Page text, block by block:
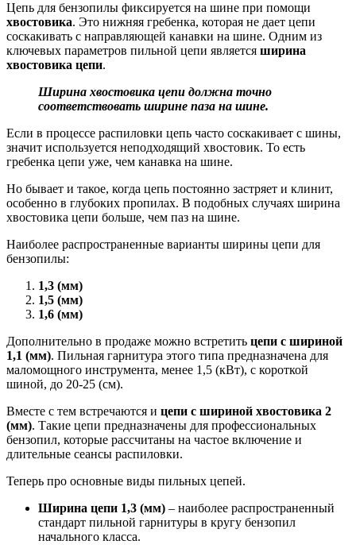
Цепь для бензопилы фиксируется на шине при помощи
хвостовика. Это нижняя гребенка, которая не дает цепи
соскакивать с направляющей канавки на шине. Одним из
ключевых параметров пильной цепи является ширина
хвостовика цепи.
Ширина хвостовика цепи должна точно
соответствовать ширине паза на шине.
Если в процессе распиловки цепь часто соскакивает с шины,
значит используется неподходящий хвостовик. То есть
гребенка цепи уже, чем канавка на шине.
Но бывает и такое, когда цепь постоянно застряет и клинит,
особенно в глубоких пропилах. В подобных случаях ширина
хвостовика цепи больше, чем паз на шине.
Наиболее распространенные варианты ширины цепи для
бензопилы:
1,3 (мм)
1,5 (мм)
1,6 (мм)
Дополнительно в продаже можно встретить цепи с шириной
1,1 (мм). Пильная гарнитура этого типа предназначена для
маломощного инструмента, менее 1,5 (кВт), с короткой
шиной, до 20-25 (см).
Вместе с тем встречаются и цепи с шириной хвостовика 2
(мм). Такие цепи предназначены для профессиональных
бензопил, которые рассчитаны на частое включение и
длительные сеансы распиловки.
Теперь про основные виды пильных цепей.
Ширина цепи 1,3 (мм) – наиболее распространенный
стандарт пильной гарнитуры в кругу бензопил
начального класса.